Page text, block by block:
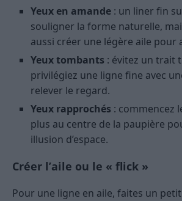
Yeux en amande : un liner fin
souligner la forme naturelle,
aussi créer une légère aile pour
Yeux tombants : évitez un trait
privilégiez une ligne fine avec
relever le regard.
Yeux rapprochés : commencez
plus au centre de la paupière
illusion d’espace.
Créer l’aile ou le « flick »
Pour une ligne en aile, faites un